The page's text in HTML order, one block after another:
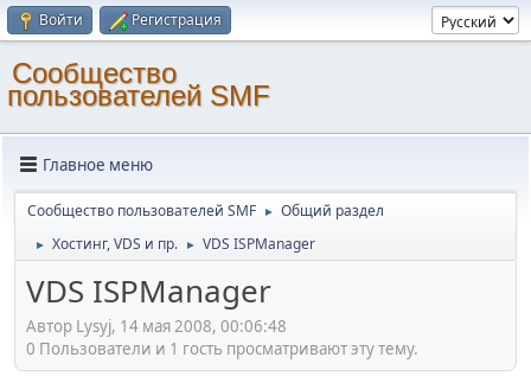
Войти Регистрация
Cообщество
пользователей SMF
Главное меню
Cообщество пользователей SMF ► Общий раздел
► Хостинг, VDS и пр. ► VDS ISPManager
VDS ISPManager
Автор Lysyj, 14 мая 2008, 00:06:48
0 Пользователи и 1 гость просматривают эту тему.